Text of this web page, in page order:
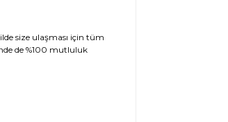
size ulaşması için tüm
de %100 mutluluk